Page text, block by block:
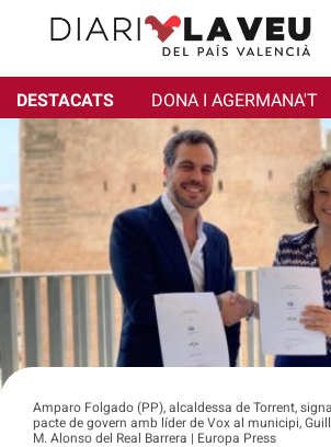
DESTACATS DONA I AGERMANA'T
Amparo Folgado (PP), alcaldessa de Torrent,
pacte de govern amb líder de Vox al municipi,
M. Alonso del Real Barrera | Europa Press